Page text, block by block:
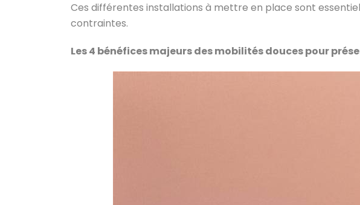
Ces différentes installations à mettre en place sont
contraintes.
Les 4 bénéfices majeurs des mobilités douces pour